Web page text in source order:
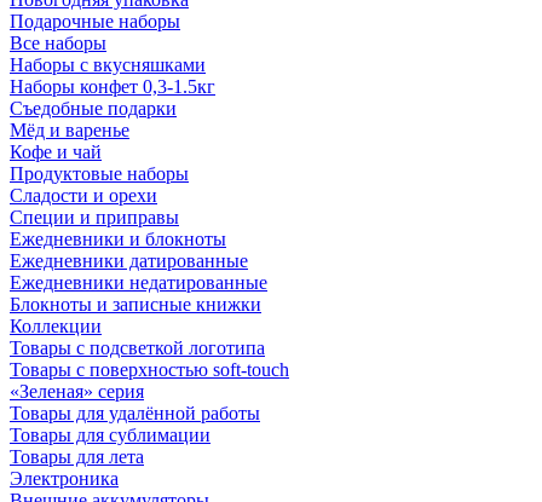
Подарочные наборы
Все наборы
Наборы с вкусняшками
Наборы конфет 0,3-1.5кг
Съедобные подарки
Мёд и варенье
Кофе и чай
Продуктовые наборы
Сладости и орехи
Специи и приправы
Ежедневники и блокноты
Ежедневники датированные
Ежедневники недатированные
Блокноты и записные книжки
Коллекции
Товары с подсветкой логотипа
Товары с поверхностью soft-touch
«Зеленая» серия
Товары для удалённой работы
Товары для сублимации
Товары для лета
Электроника